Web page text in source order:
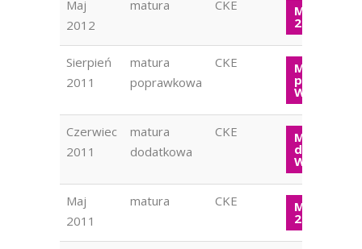
Maj
2012
matura CKE Matura
2012
Sierpień
2011
matura
poprawkowa
CKE Matura
WOS 2011
Czerwiec
2011
matura
dodatkowa
CKE Matura
WOS 2011
Maj
2011
matura CKE Matura
2011